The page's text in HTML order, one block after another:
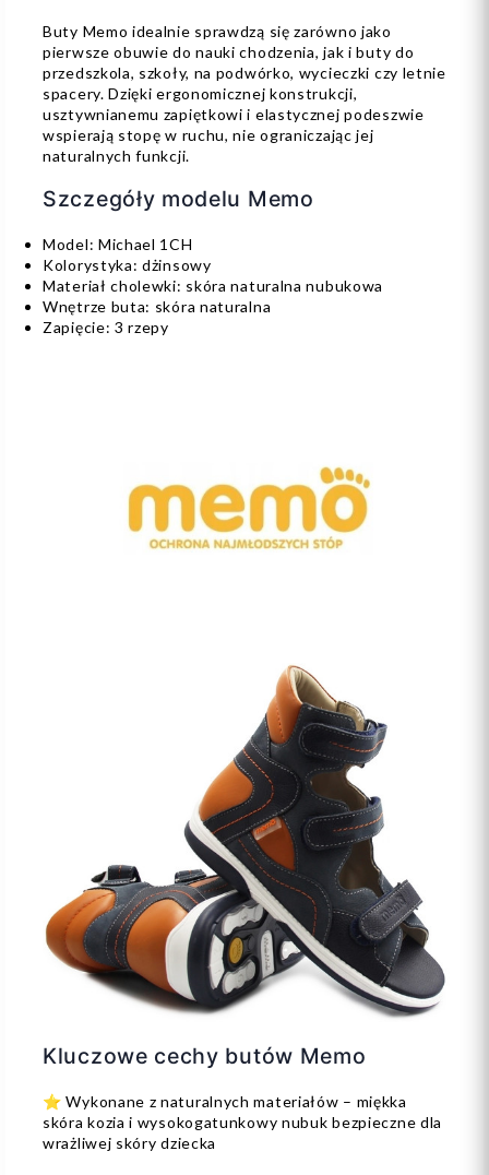
Buty Memo idealnie sprawdzą się zarówno jako
pierwsze obuwie do nauki chodzenia, jak i buty do
przedszkola, szkoły, na podwórko, wycieczki czy letnie
spacery. Dzięki ergonomicznej konstrukcji,
usztywnianemu zapiętkowi i elastycznej podeszwie
wspierają stopę w ruchu, nie ograniczając jej
naturalnych funkcji.
Szczegóły modelu Memo
Model: Michael 1CH
Kolorystyka: dżinsowy
Materiał cholewki: skóra naturalna nubukowa
Wnętrze buta: skóra naturalna
Zapięcie: 3 rzepy
Kluczowe cechy butów Memo
⭐ Wykonane z naturalnych materiałów – miękka
skóra kozia i wysokogatunkowy nubuk bezpieczne dla
wrażliwej skóry dziecka